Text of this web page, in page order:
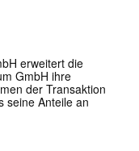
erweitert die
GmbH ihre
der Transaktion
seine Anteile an